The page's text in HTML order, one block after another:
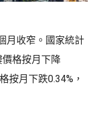
月收窄。國家統計
格按月下降
按月下跌0.34%，